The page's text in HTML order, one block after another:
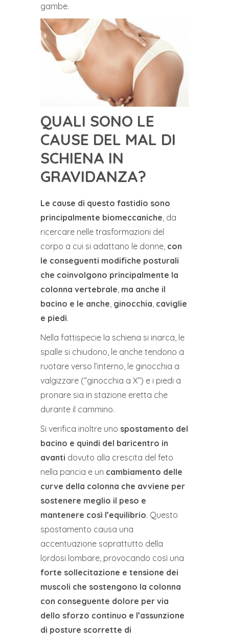
gambe.
QUALI SONO LE
CAUSE DEL MAL DI
SCHIENA IN
GRAVIDANZA?
Le cause di questo fastidio sono
principalmente biomeccaniche , da
ricercare nelle trasformazioni del
corpo a cui si adattano le donne, con
le conseguenti modifiche posturali
che coinvolgono principalmente la
colonna vertebrale ma anche il
bacino e le anche ginocchia caviglie
e piedi.
Nella fattispecie la schiena si inarca, le
spalle si chiudono, le anche tendono a
ruotare verso l’interno, le ginocchia a
valgizzare (“ginocchia a X”) e i piedi a
pronare sia in stazione eretta che
durante il cammino.
Si verifica inoltre uno spostamento del
bacino e quindi del baricentro in
avanti dovuto alla crescita del feto
nella pancia e un cambiamento delle
curve della colonna che avviene per
sostenere meglio il peso e
mantenere così l’equilibrio. Questo
spostamento causa una
accentuazione soprattutto della
lordosi lombare, provocando così una
forte sollecitazione e tensione dei
muscoli che sostengono la colonna
con conseguente dolore per via
dello sforzo continuo e l’assunzione
di posture scorrette di